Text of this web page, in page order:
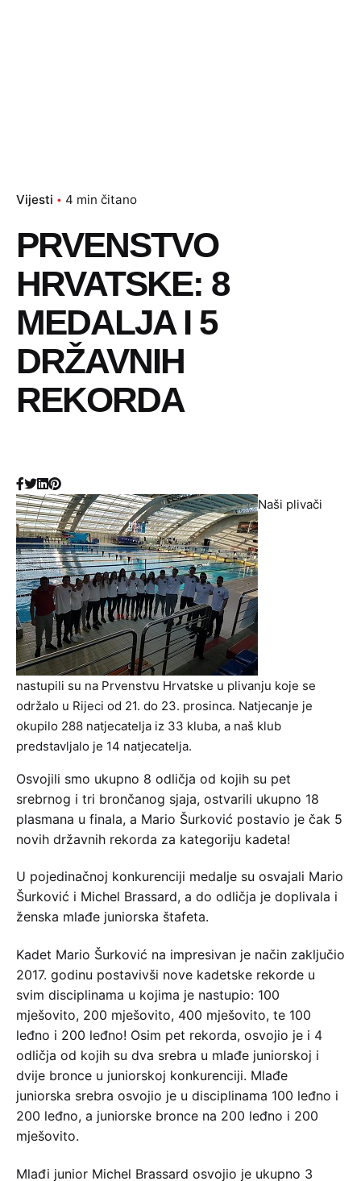
Vijesti 4 min čitano
PRVENSTVO
HRVATSKE: 8
MEDALJA I 5
DRŽAVNIH
REKORDA
Naši plivači
nastupili su na Prvenstvu Hrvatske u plivanju koje se
održalo u Rijeci od 21. do 23. prosinca. Natjecanje je
okupilo 288 natjecatelja iz 33 kluba, a naš klub
predstavljalo je 14 natjecatelja.
Osvojili smo ukupno 8 odličja od kojih su pet
srebrnog i tri brončanog sjaja, ostvarili ukupno 18
plasmana u finala, a Mario Šurković postavio je čak 5
novih državnih rekorda za kategoriju kadeta!
U pojedinačnoj konkurenciji medalje su osvajali Mario
Šurković i Michel Brassard, a do odličja je doplivala i
ženska mlađe juniorska štafeta.
Kadet Mario Šurković na impresivan je način zaključio
2017. godinu postavivši nove kadetske rekorde u
svim disciplinama u kojima je nastupio: 100
mješovito, 200 mješovito, 400 mješovito, te 100
leđno i 200 leđno! Osim pet rekorda, osvojio je i 4
odličja od kojih su dva srebra u mlađe juniorskoj i
dvije bronce u juniorskoj konkurenciji. Mlađe
juniorska srebra osvojio je u disciplinama 100 leđno i
200 leđno, a juniorske bronce na 200 leđno i 200
mješovito.
Mlađi junior Michel Brassard osvojio je ukupno 3